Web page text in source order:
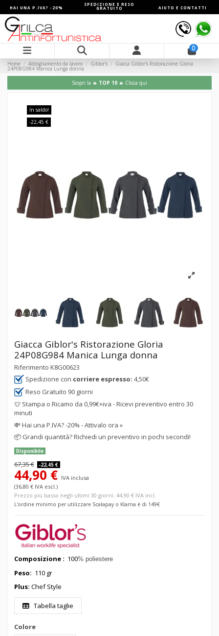
HAI UNA P.IVA? -20%
SPEDIZIONE E RESO
GRATUITO AIUTO E CONTATTI
0
Home Abbigliamento da lavoro Giblor's Giacca Giblor's Ristorazione Gloria
24P08G984 Manica Lunga donna
Scopri la 🔥 TOP 10 🔥 Clicca qui
In saldo!
-22,45 €
Giacca Giblor's Ristorazione Gloria
24P08G984 Manica Lunga donna
Riferimento K8G00623
Spedizione con corriere espresso: 4,50€
Reso Gratuito 90 giorni
👕 Stampa o Ricamo da 0,99€+iva - Ricevi preventivo entro 30
minuti
💸Hai una P.IVA? -20% - Attivalo ora »
📦 Grandi quantità? Richiedi un preventivo in pochi secondi!
Disponibile
67,35 € -22,45 €
44,90 € IVA inclusa
(36,80 € IVA escl.)
Prezzo più basso negli ultimi 30 giorni: 44,90 € IVA incl.
L'ordine minimo per utilizzare Scalapay o Klarna è di 149€
Composizione : 100% poliestere
Peso: 110 gr
Plus: Chef Style
Tabella taglie
Colore